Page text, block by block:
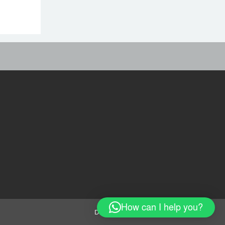
কাজী জেসিন
নতুন বাহিনী
Design & Developed by positiveit.us
How can I help you?